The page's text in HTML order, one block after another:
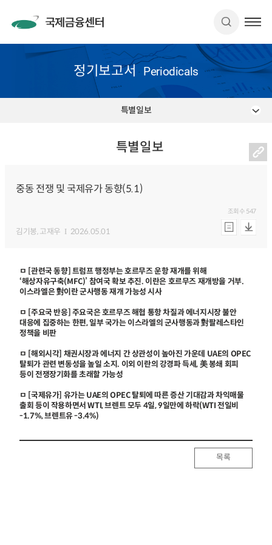
정기보고서 Periodicals
특별일보
특별일보
중동 전쟁 및 국제유가 동향(5.1)
김기봉, 고재우 2026.05.01
조회수 547
ㅁ [관련국 동향] 트럼프 행정부는 호르무즈 운항 재개를 위해
‘해상자유구축(MFC)’ 참여국 확보 추진. 이란은 호르무즈 재개방을 거부.
이스라엘은 對이란 군사행동 재개 가능성 시사
ㅁ [주요국 반응] 주요국은 호르무즈 해협 통항 차질과 에너지시장 불안
대응에 집중하는 한편, 일부 국가는 이스라엘의 군사행동과 對팔레스타인
정책을 비판
ㅁ [해외시각] 채권시장과 에너지 간 상관성이 높아진 가운데 UAE의 OPEC
탈퇴가 관련 변동성을 높일 소지. 이외 이란의 강경파 득세, 美 봉쇄 회피
등이 전쟁장기화를 초래할 가능성
ㅁ [국제유가] 유가는 UAE의 OPEC 탈퇴에 따른 증산 기대감과 차익매물
출회 등이 작용하면서 WTI, 브렌트 모두 4일, 9일만에 하락(WTI 전일비
-1.7%, 브렌트유 -3.4%)
목록